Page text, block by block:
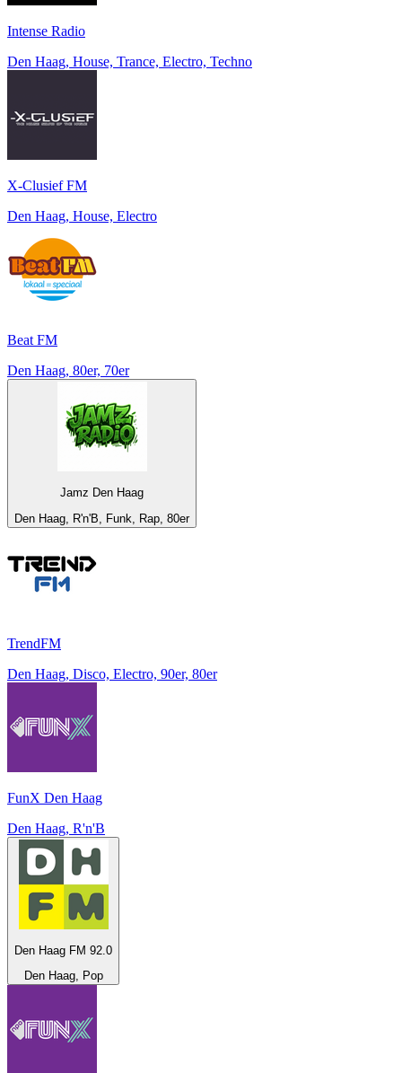
Intense Radio
Den Haag, House, Trance, Electro, Techno
X-Clusief FM
Den Haag, House, Electro
Beat FM
Den Haag, 80er, 70er
Jamz Den Haag
Den Haag, R'n'B, Funk, Rap, 80er
TrendFM
Den Haag, Disco, Electro, 90er, 80er
FunX Den Haag
Den Haag, R'n'B
Den Haag FM 92.0
Den Haag, Pop